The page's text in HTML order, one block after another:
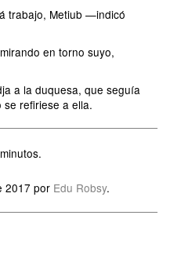
trabajo, Metiub —indicó
en torno suyo,
a la duquesa, que seguía
refiriese a ella.
2017 por Edu Robsy.